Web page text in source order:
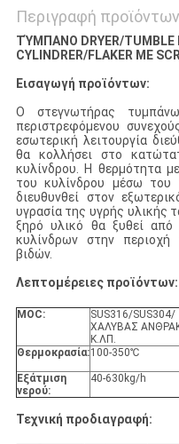
Περιγραφή προϊόντων
ΤΎΜΠΑΝΟ DRYER/TUMBLE
CYLINDRER/FLAKER ΜΕ
Εισαγωγή προϊόντων:
Ο στεγνωτήρας
περιστρεφόμενου
εσωτερική λειτουργία
θα κολλήσει στο
κυλίνδρου. Η θερμότητα
του κυλίνδρου μέσω
διευθυνθεί στον
υγρασία της υγρής υλικής
ξηρό υλικό θα ξυθεί
κυλίνδρων στην
βιδών.
Λεπτομέρειες προϊόντων:
MOC:
SUS316/SUS304/
ΧΑΛΥΒΑΣ
Κ.ΛΠ.
Θερμοκρασία:100-350℃
Εξάτμιση
νερού:
40-630kg/h
Τεχνική προδιαγραφή: